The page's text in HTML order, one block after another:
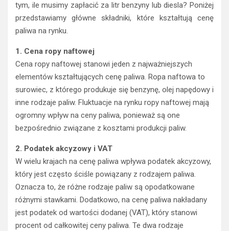
tym, ile musimy zapłacić za litr benzyny lub diesla? Poniżej
przedstawiamy główne składniki, które kształtują cenę
paliwa na rynku.
1. Cena ropy naftowej
Cena ropy naftowej stanowi jeden z najważniejszych
elementów kształtujących cenę paliwa. Ropa naftowa to
surowiec, z którego produkuje się benzynę, olej napędowy i
inne rodzaje paliw. Fluktuacje na rynku ropy naftowej mają
ogromny wpływ na ceny paliwa, ponieważ są one
bezpośrednio związane z kosztami produkcji paliw.
2. Podatek akcyzowy i VAT
W wielu krajach na cenę paliwa wpływa podatek akcyzowy,
który jest często ściśle powiązany z rodzajem paliwa.
Oznacza to, że różne rodzaje paliw są opodatkowane
różnymi stawkami. Dodatkowo, na cenę paliwa nakładany
jest podatek od wartości dodanej (VAT), który stanowi
procent od całkowitej ceny paliwa. Te dwa rodzaje